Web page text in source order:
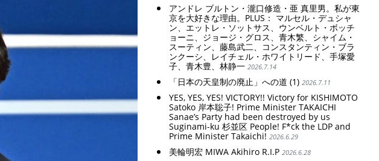
アンドレ ブルトン・瀧口修造・亜 真里男。私が東
京を大好きな理由。PLUS： マルセル・デュシャ
ン、エットレ・ソットサス、ウンベルト・ボッチ
ョーニ、ジョージ・グロス、青木繁、シャイム・
スーティン、藤島武二、コンスタンティン・ブラ
ンクーシ、レイチェル・ホワイトリード、手塚愛
子、青木豊、林静一 2026.7.14
「日本の天皇制の廃止」への道 (1) 2026.7.11
YES, YES, YES! VICTORY!! Victory for KISHIMOTO
Satoko 岸本聡子! Prime Minister TAKAICHI
Sanae’s Party had been destroyed by us
Suginami-ku 杉並区 People! F*ck the LDP and
Prime Minister Takaichi! 2026.6.29
美輪明宏 MIWA Akihiro R.I.P 2026.6.28